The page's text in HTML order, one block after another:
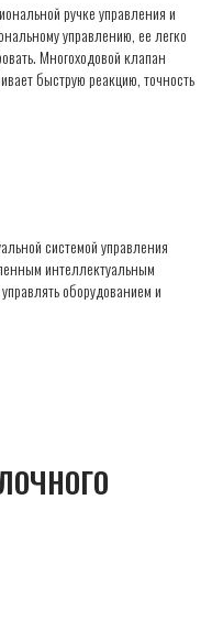
ручке управления и
управлению, ее легко
Многоходовой клапан
быструю реакцию, точность
системой управления
интеллектуальным
оборудованием и